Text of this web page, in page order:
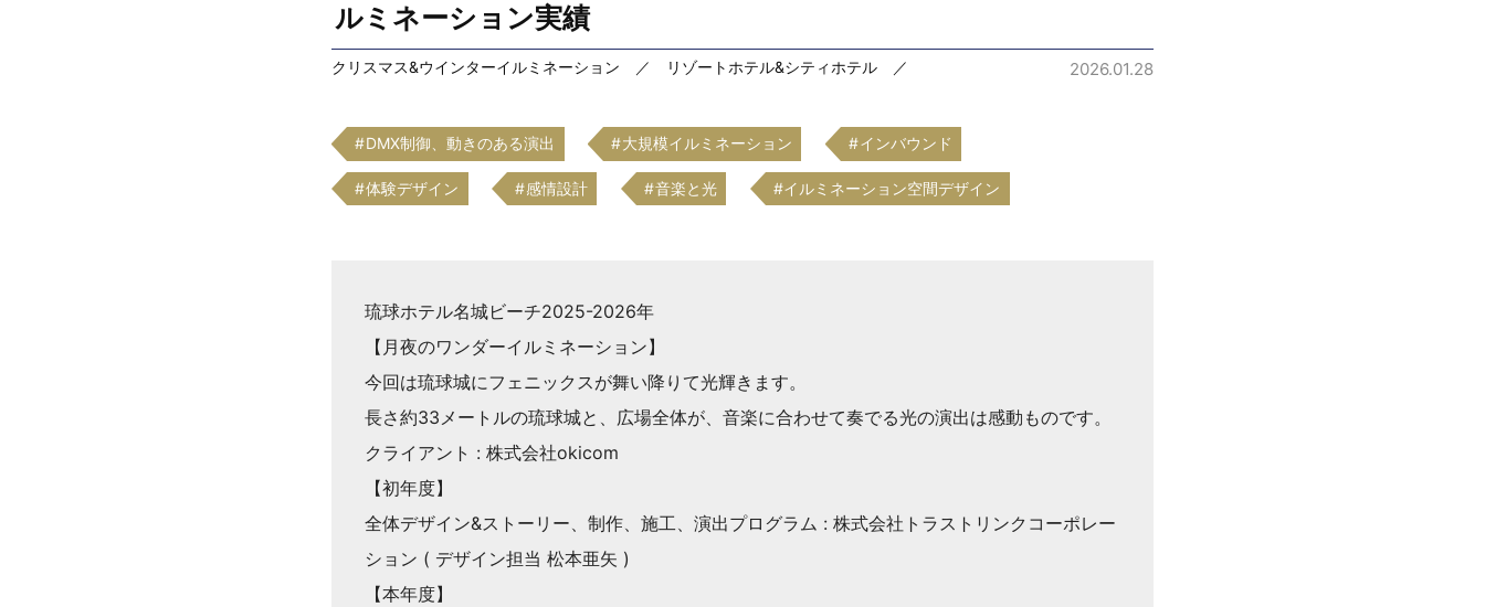
ルミネーション実績
クリスマス&ウインターイルミネーション ／ リゾートホテル&シティホテル ／ 2026.01.28
DMX制御、動きのある演出 大規模イルミネーション インバウンド
体験デザイン 感情設計 音楽と光 イルミネーション空間デザイン
琉球ホテル名城ビーチ2025-2026年
【月夜のワンダーイルミネーション】
今回は琉球城にフェニックスが舞い降りて光輝きます。
長さ約33メートルの琉球城と、広場全体が、音楽に合わせて奏でる光の演出は感動ものです。
クライアント : 株式会社okicom
【初年度】
全体デザイン&ストーリー、制作、施工、演出プログラム : 株式会社トラストリンクコーポレー
ション ( デザイン担当 松本亜矢 )
【本年度】